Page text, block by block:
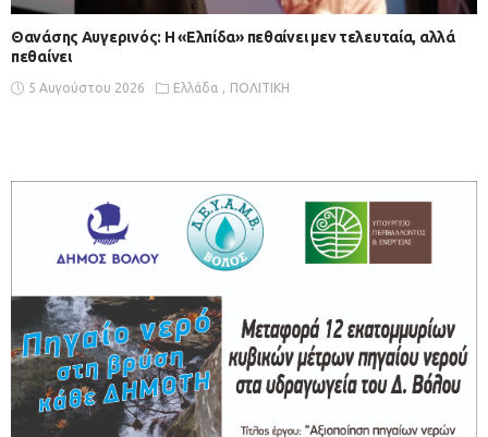
Θανάσης Αυγερινός: Η «Ελπίδα» πεθαίνει μεν τελευταία, αλλά
πεθαίνει
5 Αυγούστου 2026 Ελλάδα ΠΟΛΙΤΙΚΗ